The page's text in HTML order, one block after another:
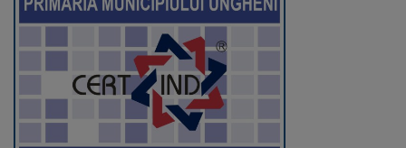
Sculpturi
(harta
sculpturilor)
Monumente